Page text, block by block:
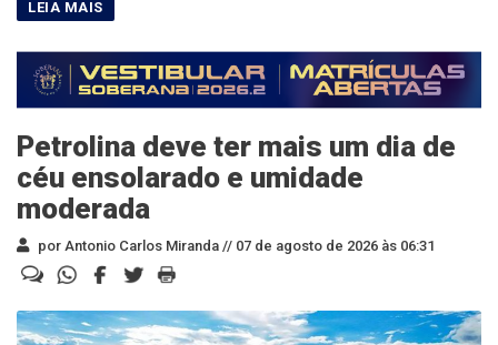
Petrolina deve ter mais um dia de
céu ensolarado e umidade
moderada
por Antonio Carlos Miranda // 07 de agosto de 2026 às 06:31